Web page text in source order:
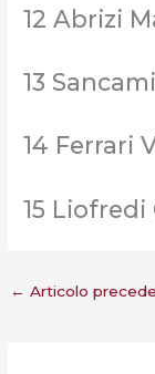
12 Abrizi
13
14 Ferrari
15 Liofredi
← Articolo